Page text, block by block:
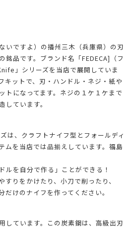
いですよ）の播州三木（兵庫県）の刃
銘品です。ブランド名「FEDECA]（フ
」シリーズを当店で展開していま
キットで、刃・ハンドル・ネジ・紙や
トになってます。ネジの１ケ１ケまで
しています。
クラフトナイフ型とフォールディ
ムを当店では品揃えしています。福島
ルを自分で作る」ことができる！
すりをかけたり、小刀で削ったり、
けのナイフを作ってください。
しています。この炭素鋼は、高級出刃